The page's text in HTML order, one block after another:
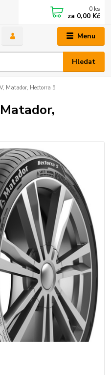
Menu
Hledat
0 ks
za 0,00 Kč
Matador, Hectorra 5